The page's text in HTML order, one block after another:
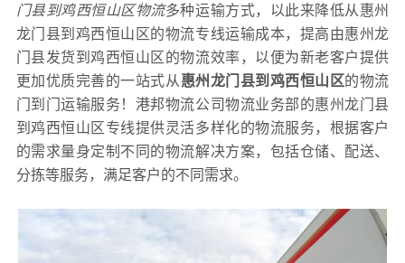
门县到鸡西恒山区物流多种运输方式，以此来降低从惠州
龙门县到鸡西恒山区的物流专线运输成本，提高由惠州龙
门县发货到鸡西恒山区的物流效率，以便为新老客户提供
更加优质完善的一站式从 惠州龙门县到鸡西恒山区的物流
门到门运输服务！港邦物流公司物流业务部的惠州龙门县
到鸡西恒山区专线提供灵活多样化的物流服务，根据客户
的需求量身定制不同的物流解决方案，包括仓储、配送、
分拣等服务，满足客户的不同需求。